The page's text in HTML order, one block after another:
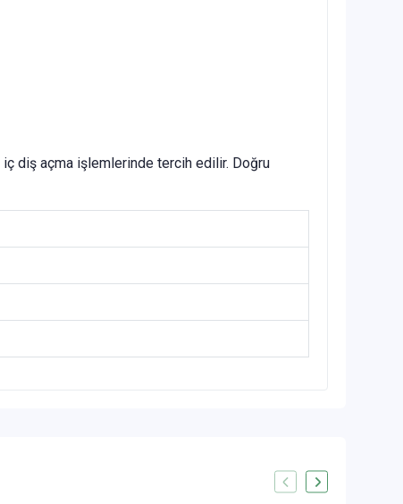
iç diş açma işlemlerinde tercih edilir. Doğru